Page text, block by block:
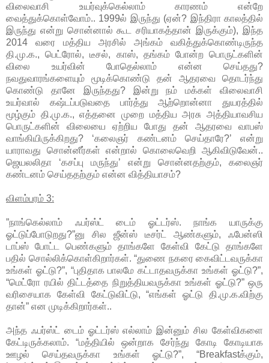
விலைவாசி உயர்வுக்கெல்லாம் காரணம் என்றே
வைத்துக்கொள்வோம்.. 1999ல் இருந்து (ஏன்? இந்திரா காலத்தில்
இருந்து என்று சொன்னால் கூட சரியாகத்தான் இருக்கும்), இந்த
2014 வரை மத்திய அரசில் அங்கம் வகித்துக்கொண்டிருந்த
தி.மு.க., பெட்ரோல், டீசல், காஸ், தங்கம் போன்ற பொருட்களின்
விலை உயர்வின் போதெல்லாம் என்ன செய்தது?
நவதுவாரங்களையும் மூடிக்கொண்டு தன் ஆதரவை தொடர்ந்து
கொண்டு தானே இருந்தது? இன்று நம் மக்கள் விலைவாசி
உயர்வால் கஷ்டப்படுவதை பார்த்து ஆற்றொன்னா துயரத்தில்
மூழ்கும் தி.மு.க., எத்தனை முறை மத்திய அரசு அத்தியாவசிய
பொருட்களின் விலையை ஏற்றிய போது தன் ஆதரவை வாபஸ்
வாங்கியிருக்கிறது? ‘கலைஞர் கண்டனம் செய்தாரே?’ என்று
யாராவது சொன்னீர்கள் என்றால் கொலைவெறி ஆகிவிடுவேன்..
ஜெயலலிதா ‘கசப்பு மருந்து’ என்று சொன்னதற்கும், கலைஞர்
கண்டனம் செய்ததற்கும் என்ன வித்தியாசம்?
விளம்பரம் 3:
”நாங்கெல்லாம் ஃபர்ஸ்ட் டைம் ஓட்டர்ஸ். நாங்க யாருக்கு
ஓட்டுப்போடுறது?”னு சில ஜீன்ஸ் டீசர்ட் ஆண்களும், ஃபேன்ஸி
டாப்ஸ் போட்ட பெண்களும் தாங்களே கேள்வி கேட்டு தாங்களே
பதில் சொல்லிக்கொள்கிறார்கள். “துணை நகரை கைவிட்டவருக்கா
உங்கள் ஓட்டு?”, “புதிதாக பாலமே கட்டாதவருக்கா உங்கள் ஓட்டு?”,
“மெட்ரோ ரயில் திட்டத்தை நிறுத்தியவருக்கா உங்கள் ஓட்டு?” ஒரு
வரிசையாக கேள்வி கேட்டுவிட்டு, “எங்கள் ஓட்டு தி.மு.க.விற்கு
தான்” என முடிக்கிறார்கள்..
அந்த ஃபர்ஸ்ட் டைம் ஓட்டர்ஸ் எல்லாம் இன்னும் சில கேள்விகளை
கேட்டிருக்கலாம். “மத்தியில் ஒன்றாக சேர்ந்து கோடி கோடியாக
ஊழல் செய்தவருக்கா உங்கள் ஓட்டு?”, “Breakfastக்கும்,